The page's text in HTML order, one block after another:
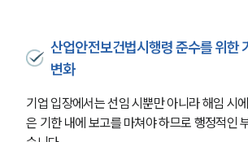
산업안전보건법시행령 준수를 위한
변화
기업 입장에서는 선임 시뿐만 아니라 해임 시
은 기한 내에 보고를 마쳐야 하므로 행정적인